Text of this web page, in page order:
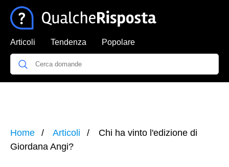
Articoli Tendenza Popolare
Home Articoli
Chi ha vinto l'edizione di
Giordana Angi?